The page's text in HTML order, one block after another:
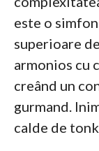
este o
superioare
armonios cu
creând un
gurmand.
calde de